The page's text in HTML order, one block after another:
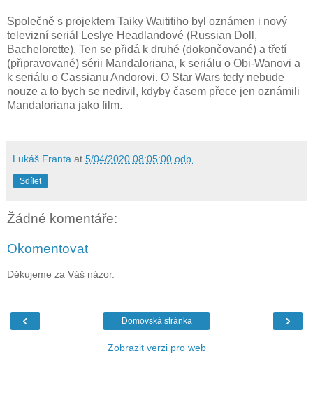
Společně s projektem Taiky Waititiho byl oznámen i nový
televizní seriál Leslye Headlandové (Russian Doll,
Bachelorette). Ten se přidá k druhé (dokončované) a třetí
(připravované) sérii Mandaloriana, k seriálu o Obi-Wanovi a
k seriálu o Cassianu Andorovi. O Star Wars tedy nebude
nouze a to bych se nedivil, kdyby časem přece jen oznámili
Mandaloriana jako film.
Lukáš Franta at 5/04/2020 08:05:00 odp.
Sdílet
Žádné komentáře:
Okomentovat
Děkujeme za Váš názor.
‹ ›
Domovská stránka
Zobrazit verzi pro web